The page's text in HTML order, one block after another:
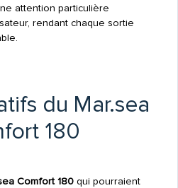
attention particulière
rendant chaque sortie
du Mar.sea
180
Comfort 180qui pourraient